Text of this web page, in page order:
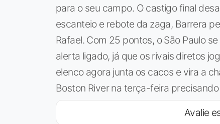
para o seu campo. O castigo final
escanteio e rebote da zaga, Barrera
Rafael. Com 25 pontos, o São Paulo
alerta ligado, já que os rivais diretos
elenco agora junta os cacos e vira a
Boston River na terça-feira
Avalie